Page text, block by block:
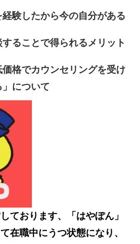
験したから今の自分がある
することで得られるメリット
価格でカウンセリングを受け
」について
ております、「はやぽん」
在職中にうつ状態になり、